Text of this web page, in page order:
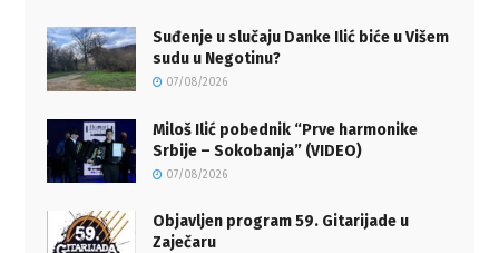
Suđenje u slučaju Danke Ilić biće u Višem
sudu u Negotinu?
07/08/2026
Miloš Ilić pobednik “Prve harmonike
Srbije – Sokobanja” (VIDEO)
07/08/2026
Objavljen program 59. Gitarijade u
Zaječaru